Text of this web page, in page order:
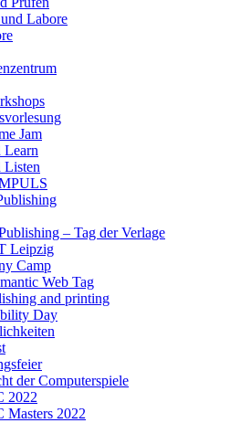
Labore
Jam
Learn
Listen
– Tag der Verlage
Leipzig
Camp
Web Tag
and printing
Day
der Computerspiele
2022
Masters 2022